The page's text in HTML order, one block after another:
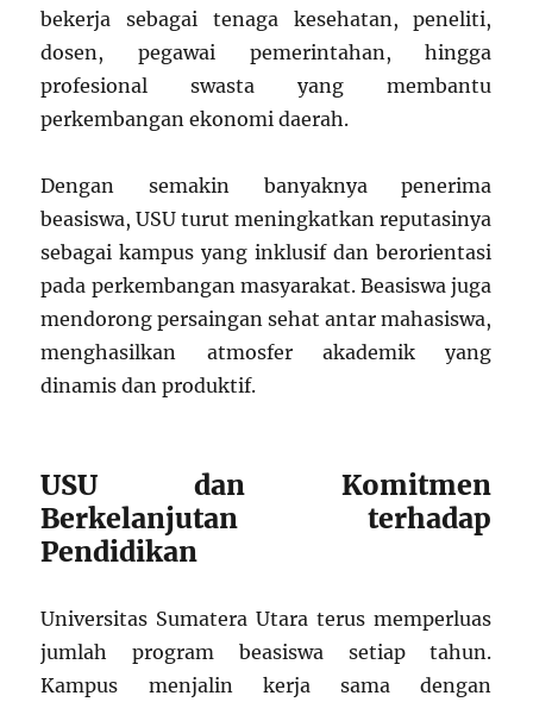
bekerja sebagai tenaga kesehatan, peneliti,
dosen, pegawai pemerintahan, hingga
profesional swasta yang membantu
perkembangan ekonomi daerah.
Dengan semakin banyaknya penerima
beasiswa, USU turut meningkatkan reputasinya
sebagai kampus yang inklusif dan berorientasi
pada perkembangan masyarakat. Beasiswa juga
mendorong persaingan sehat antar mahasiswa,
menghasilkan atmosfer akademik yang
dinamis dan produktif.
USU dan Komitmen
Berkelanjutan terhadap
Pendidikan
Universitas Sumatera Utara terus memperluas
jumlah program beasiswa setiap tahun.
Kampus menjalin kerja sama dengan